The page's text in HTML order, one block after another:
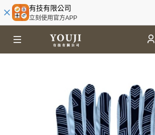
有技有限公司
立刻使用官方APP